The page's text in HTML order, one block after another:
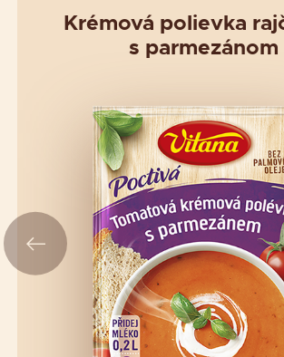
Krémová polievka
s parmezánom